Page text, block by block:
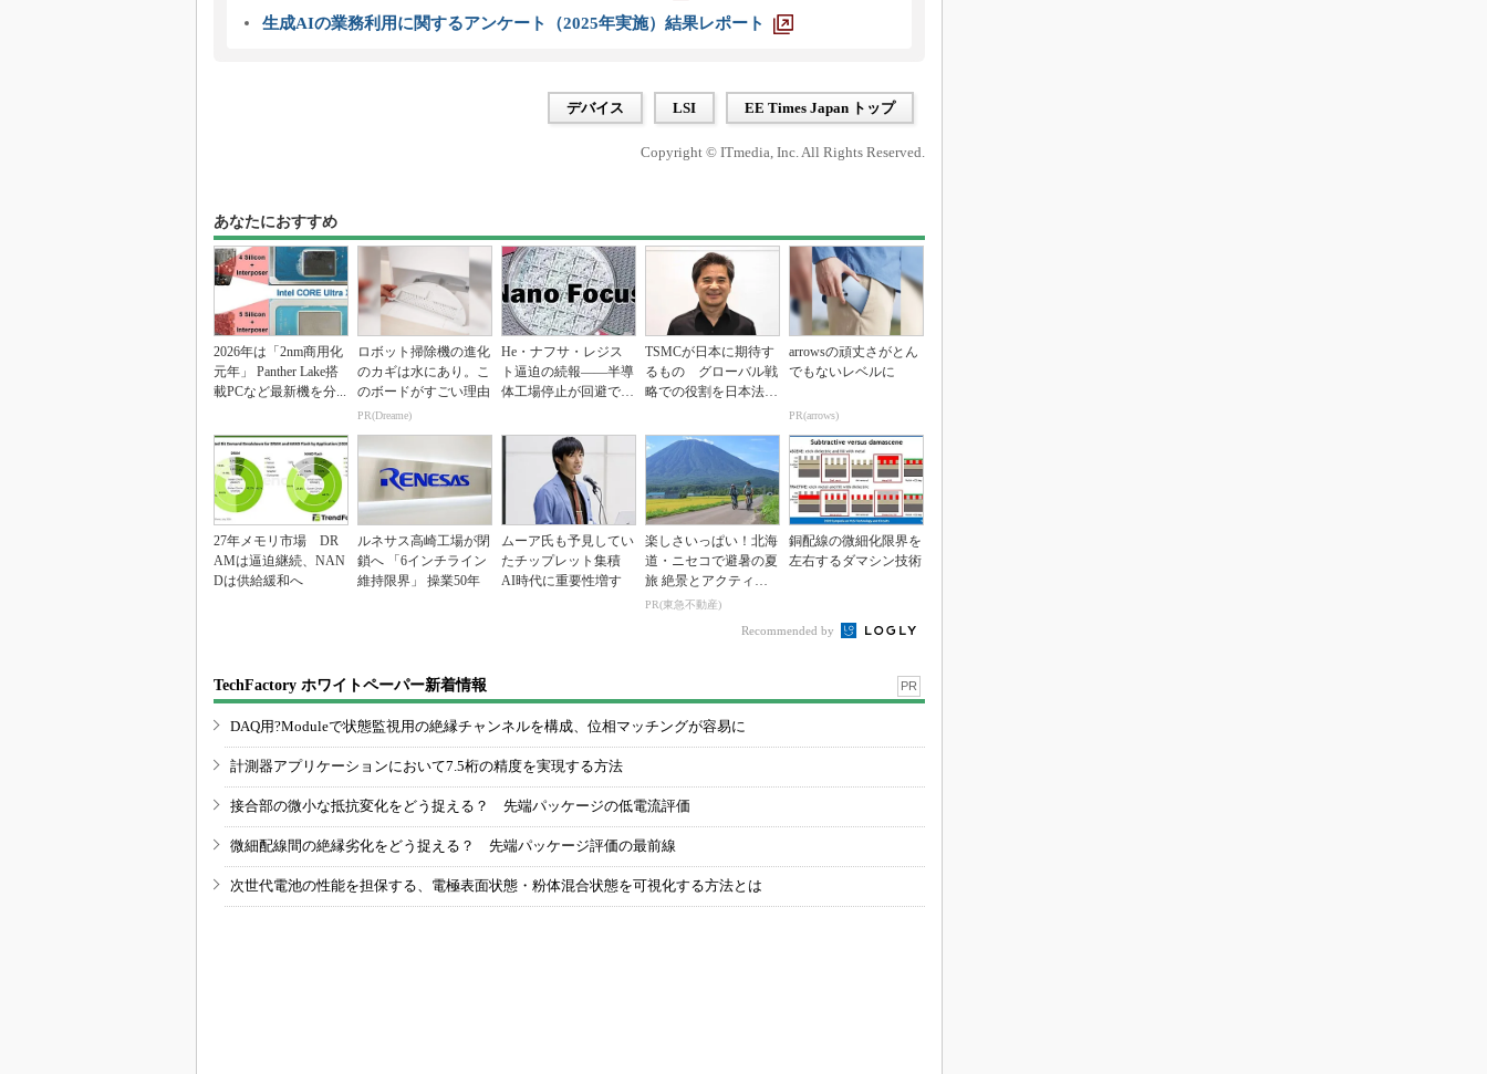
生成AIの業務利用に関するアンケート（2025年実施）結果レポート
デバイス LSI EE Times Japan トップ
Copyright © ITmedia, Inc. All Rights Reserved.
あなたにおすすめ
2026年は「2nm商用化
元年」 Panther Lake搭
載PCなど最新機を分...
ロボット掃除機の進化
のカギは水にあり。こ
のボードがすごい理由
PR(Dreame)
He・ナフサ・レジス
ト逼迫の続報――半導
体工場停止が回避でき
TSMCが日本に期待す
るもの グローバル戦
略での役割を日本法人
arrowsの頑丈さがとん
でもないレベルに
PR(arrows)
27年メモリ市場 DR
AMは逼迫継続、NAN
Dは供給緩和へ
ルネサス高崎工場が閉
鎖へ 「6インチライン
維持限界」 操業50年
ムーア氏も予見してい
たチップレット集積
AI時代に重要性増す
楽しさいっぱい！北海
道・ニセコで避暑の夏
旅 絶景とアクティビ
ティが揃う「ニセコ
PR(東急不動産)
銅配線の微細化限界を
左右するダマシン技術
Recommended by
TechFactory ホワイトペーパー新着情報 PR
DAQ用?Moduleで状態監視用の絶縁チャンネルを構成、位相マッチングが容易に
計測器アプリケーションにおいて7.5桁の精度を実現する方法
接合部の微小な抵抗変化をどう捉える？ 先端パッケージの低電流評価
微細配線間の絶縁劣化をどう捉える？ 先端パッケージ評価の最前線
次世代電池の性能を担保する、電極表面状態・粉体混合状態を可視化する方法とは